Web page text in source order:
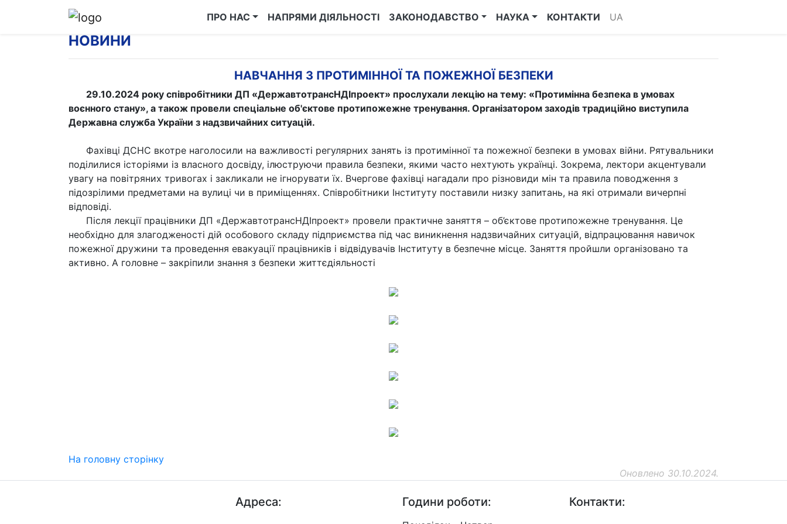
ПРО НАС НАПРЯМИ ДІЯЛЬНОСТІ ЗАКОНОДАВСТВО НАУКА КОНТАКТИ UA
НОВИНИ
НАВЧАННЯ З ПРОТИМІННОЇ ТА ПОЖЕЖНОЇ БЕЗПЕКИ
29.10.2024 року співробітники ДП «ДержавтотрансНДІпроект» прослухали лекцію на тему: «Протимінна безпека в умовах
воєнного стану», а також провели спеціальне об'єктове протипожежне тренування. Організатором заходів традиційно виступила
Державна служба України з надзвичайних ситуацій.
Фахівці ДСНС вкотре наголосили на важливості регулярних занять із протимінної та пожежної безпеки в умовах війни. Рятувальники
поділилися історіями із власного досвіду, ілюструючи правила безпеки, якими часто нехтують українці. Зокрема, лектори акцентували
увагу на повітряних тривогах і закликали не ігнорувати їх. Вчергове фахівці нагадали про різновиди мін та правила поводження з
підозрілими предметами на вулиці чи в приміщеннях. Співробітники Інституту поставили низку запитань, на які отримали вичерпні
відповіді.
Після лекції працівники ДП «ДержавтотрансНДІпроект» провели практичне заняття – об’єктове протипожежне тренування. Це
необхідно для злагодженості дій особового складу підприємства під час виникнення надзвичайних ситуацій, відпрацювання навичок
пожежної дружини та проведення евакуації працівників і відвідувачів Інституту в безпечне місце. Заняття пройшли організовано та
активно. А головне – закріпили знання з безпеки життєдіяльності
На головну сторінку
Оновлено 30.10.2024.
Адреса: Години роботи: Контакти: